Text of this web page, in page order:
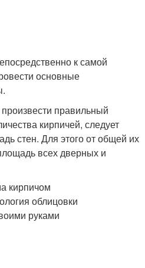
к самой
основные
правильный
кирпичей, следует
стен. Для этого от общей их
всех дверных и